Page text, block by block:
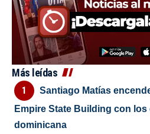
Más leídas
Santiago Matías
Empire State Building con
dominicana